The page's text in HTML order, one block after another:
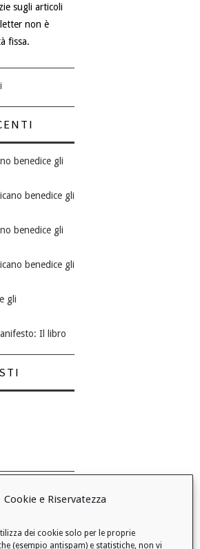
Cookie e Riservatezza
dei cookie solo per le proprie
(esempio antispam) e statistiche, non vi
sugli articoli
non è
fissa.
benedice gli
benedice gli
benedice gli
benedice gli
gli
Il libro